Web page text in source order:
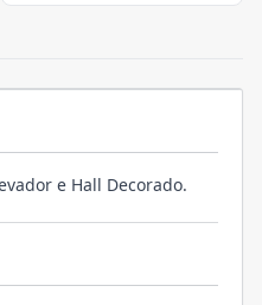
e Hall Decorado.